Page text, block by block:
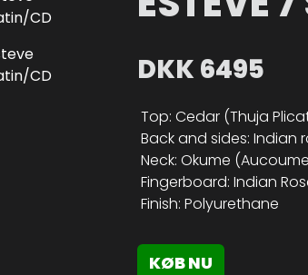
DKK 6495
Top: Cedar (Thuja
Back and sides:
Neck: Okume
Fingerboard: Indian
Finish: Polyurethane
KØB NU